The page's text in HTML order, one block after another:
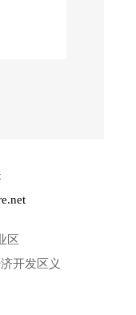
区
开发区义